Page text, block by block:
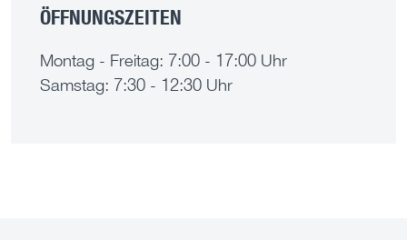
ÖFFNUNGSZEITEN
Montag - Freitag: 7:00 - 17:00 Uhr
Samstag: 7:30 - 12:30 Uhr